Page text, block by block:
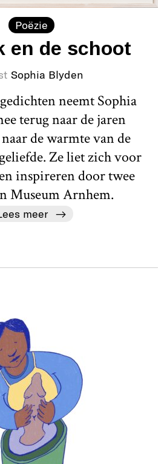
Poëzie
en de schoot
Sophia Blyden
neemt Sophia
terug naar de jaren
de warmte van de
Ze liet zich voor
inspireren door twee
Museum Arnhem.
meer